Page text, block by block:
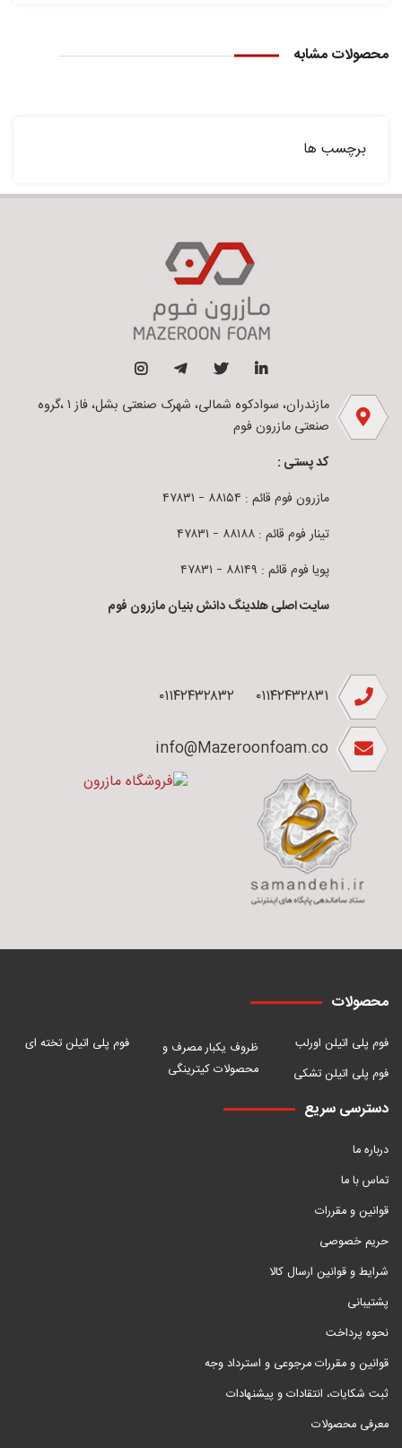
محصولات مشابه
برچسب ها
مازندران، سوادکوه شمالی، شهرک صنعتی بشل، فاز ۱ ،گروه
صنعتی مازرون فوم
کد پستی :
مازرون فوم قائم : ۸۸۱۵۴ – ۴۷۸۳۱
تینار فوم قائم : ۸۸۱۸۸ – ۴۷۸۳۱
پویا فوم قائم : ۸۸۱۴۹ – ۴۷۸۳۱
سایت اصلی هلدینگ دانش بنیان مازرون فوم
۰۱۱۴۲۴۳۲۸۳۱ ۰۱۱۴۲۴۳۲۸۳۲
info@Mazeroonfoam.co
محصولات
فوم پلی اتیلن اورلب
فوم پلی اتیلن تشکی
ظروف یکبار مصرف و
محصولات کیترینگی
فوم پلی اتیلن تخته ای
دسترسی سریع
درباره ما
تماس با ما
قوانین و مقررات
حریم خصوصی
شرایط و قوانین ارسال کالا
پشتیبانی
نحوه پرداخت
قوانین و مقررات مرجوعی و استرداد وجه
ثبت شکایات، انتقادات و پیشنهادات
معرفی محصولات